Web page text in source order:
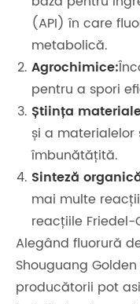
(API) în care
metabolică.
Agrochimice:
pentru a spori
Știința
și a
îmbunătățită.
Sinteză
mai multe
reacțiile Friedel-
Alegând fluorură
Shouguang
producătorii pot